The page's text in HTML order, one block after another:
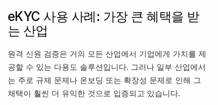
eKYC 사용 사례: 가장 큰 혜택을 받
는 산업
원격 신원 검증은 거의 모든 산업에서 기업에게 가치를 제
공할 수 있는 다용도 솔루션입니다. 그러나 일부 산업에서
는 주로 규제 문제나 온보딩 또는 확장성 문제로 인해 그
채택이 훨씬 더 유익한 것으로 입증되고 있습니다.